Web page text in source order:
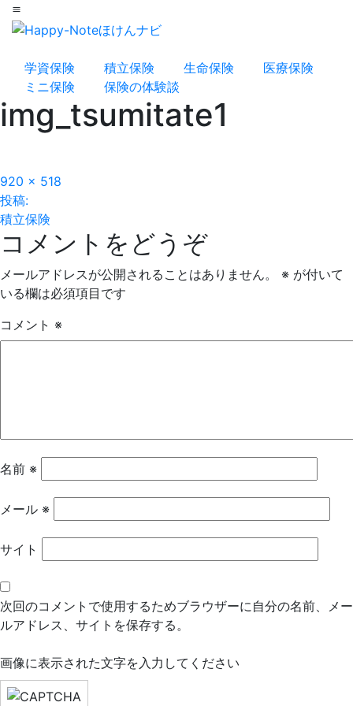
menu
学資保険 積立保険 生命保険
医療保険
ミニ保険
保険の体験談
img_tsumitate1
フ
ル
サ
イ
ズ
920 × 518
投
稿
ナ
ビ
ゲ
ン
投稿:
積立保険
コメントをどうぞ
メールアドレスが公開されることはありません。 ※ が付いて
いる欄は必須項目です
コメント ※
名前 ※
メール ※
サイト
次回のコメントで使用するためブラウザーに自分の名前、メー
ルアドレス、サイトを保存する。
画像に表示された文字を入力してください